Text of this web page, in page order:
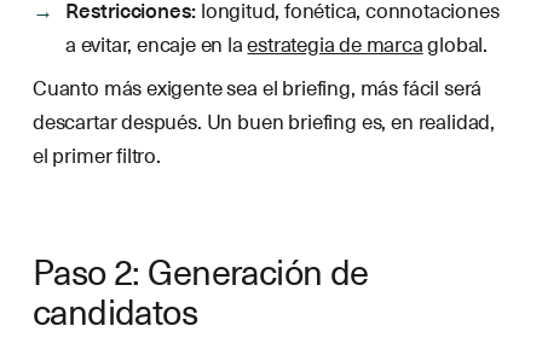
Restricciones:longitud, fonética, connotaciones
a evitar, encaje en laestrategia de marcaglobal.
Cuanto más exigente sea el briefing, más fácil será
descartar después. Un buen briefing es, en realidad,
el primer filtro.
Paso 2: Generación de
candidatos